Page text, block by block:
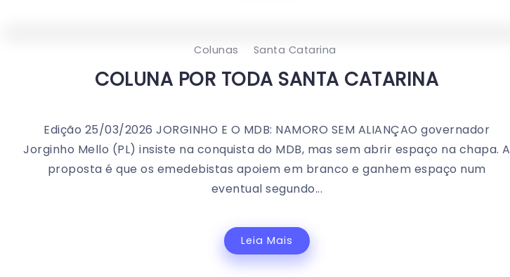
Colunas Santa Catarina
COLUNA POR TODA SANTA CATARINA
Edição 25/03/2026 JORGINHO E O MDB: NAMORO SEM ALIANÇAO governador
Jorginho Mello (PL) insiste na conquista do MDB, mas sem abrir espaço na chapa. A
proposta é que os emedebistas apoiem em branco e ganhem espaço num
eventual segundo...
Leia Mais